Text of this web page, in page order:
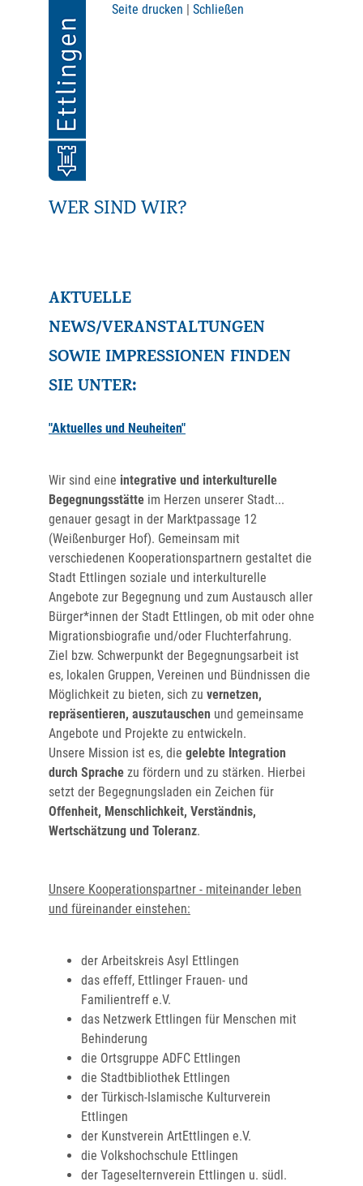
Seite drucken | Schließen
WER SIND WIR?
AKTUELLE
NEWS/VERANSTALTUNGEN
SOWIE IMPRESSIONEN FINDEN
SIE UNTER:
"Aktuelles und Neuheiten"
Wir sind eine integrative und interkulturelle
Begegnungsstätte im Herzen unserer Stadt...
genauer gesagt in der Marktpassage 12
(Weißenburger Hof). Gemeinsam mit
verschiedenen Kooperationspartnern gestaltet die
Stadt Ettlingen soziale und interkulturelle
Angebote zur Begegnung und zum Austausch aller
Bürger*innen der Stadt Ettlingen, ob mit oder ohne
Migrationsbiografie und/oder Fluchterfahrung.
Ziel bzw. Schwerpunkt der Begegnungsarbeit ist
es, lokalen Gruppen, Vereinen und Bündnissen die
Möglichkeit zu bieten, sich zu vernetzen,
repräsentieren, auszutauschen und gemeinsame
Angebote und Projekte zu entwickeln.
Unsere Mission ist es, die gelebte Integration
durch Sprache zu fördern und zu stärken. Hierbei
setzt der Begegnungsladen ein Zeichen für
Offenheit, Menschlichkeit, Verständnis,
Wertschätzung und Toleranz.
Unsere Kooperationspartner - miteinander leben
und füreinander einstehen:
der Arbeitskreis Asyl Ettlingen
das effeff, Ettlinger Frauen- und
Familientreff e.V.
das Netzwerk Ettlingen für Menschen mit
Behinderung
die Ortsgruppe ADFC Ettlingen
die Stadtbibliothek Ettlingen
der Türkisch-Islamische Kulturverein
Ettlingen
der Kunstverein ArtEttlingen e.V.
die Volkshochschule Ettlingen
der Tageselternverein Ettlingen u. südl.